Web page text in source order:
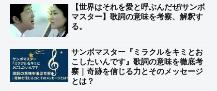
【世界はそれを愛と呼ぶんだぜ/サンボ
マスター】歌詞の意味を考察、解釈す
る。
サンボマスター『ミラクルをキミとお
こしたいんです』歌詞の意味を徹底考
察｜奇跡を信じる力とそのメッセージ
とは？